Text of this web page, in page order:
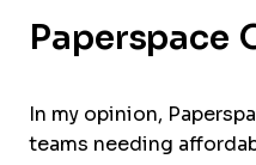
Paperspace
In my opinion,
teams needing